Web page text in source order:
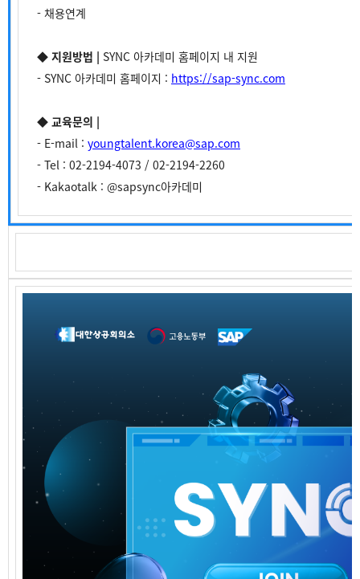
- 채용연계
◆ 지원방법 | SYNC 아카데미 홈페이지 내 지원
- SYNC 아카데미 홈페이지 : https://sap-sync.com
◆ 교육문의 |
- E-mail : youngtalent.korea@sap.com
- Tel : 02-2194-4073 / 02-2194-2260
- Kakaotalk : @sapsync아카데미